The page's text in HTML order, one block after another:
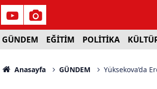
GÜNDEM EĞİTİM POLİTİKA
Anasayfa GÜNDEM Yüksekova’da